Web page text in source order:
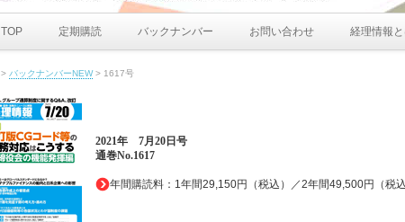
TOP 定期購読 バックナンバー お問い合わせ 経理情報
> バックナンバーNEW> 1617号
2021年 7月20日 号
通巻No.1617
年間購読料：1年間29,150円（税込）／2年間49,500円（税込